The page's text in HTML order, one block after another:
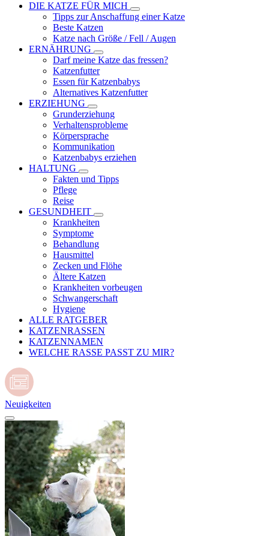
DIE KATZE FÜR MICH
Tipps zur Anschaffung einer Katze
Beste Katzen
Katze nach Größe / Fell / Augen
ERNÄHRUNG
Darf meine Katze das fressen?
Katzenfutter
Essen für Katzenbabys
Alternatives Katzenfutter
ERZIEHUNG
Grunderziehung
Verhaltensprobleme
Körpersprache
Kommunikation
Katzenbabys erziehen
HALTUNG
Fakten und Tipps
Pflege
Reise
GESUNDHEIT
Krankheiten
Symptome
Behandlung
Hausmittel
Zecken und Flöhe
Ältere Katzen
Krankheiten vorbeugen
Schwangerschaft
Hygiene
ALLE RATGEBER
KATZENRASSEN
KATZENNAMEN
WELCHE RASSE PASST ZU MIR?
Neuigkeiten